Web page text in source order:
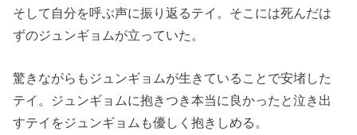
そして自分を呼ぶ声に振り返るテイ。 そこには死んだは
ずのジュンギョムが立っていた。
驚きながらもジュンギョムが生きていることで安堵した
テイ。 ジュンギョムに抱きつき本当に良かったと泣き出
すテイをジュンギョムも優しく抱きしめる。